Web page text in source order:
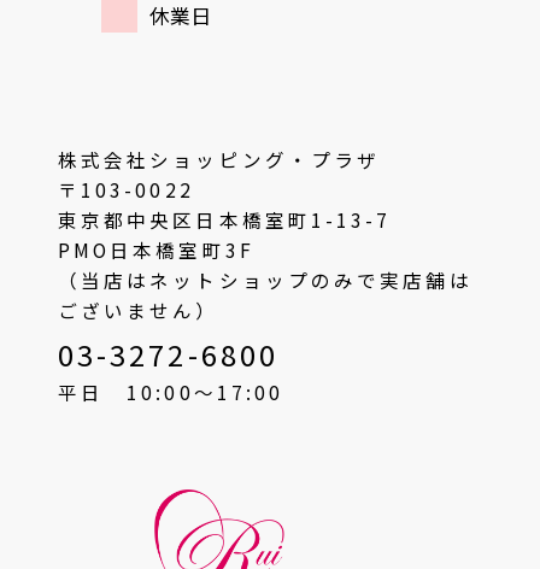
休業日
株式会社ショッピング・プラザ
〒103-0022
東京都中央区日本橋室町1-13-7
PMO日本橋室町3F
（当店はネットショップのみで実店舗は
ございません）
03-3272-6800
平日 10:00〜17:00